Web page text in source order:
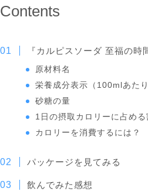
Contents
『カルピスソーダ 至福の時
原材料名
栄養成分表示（100mlあたり
砂糖の量
1日の摂取カロリーに占める
カロリーを消費するには？
パッケージを見てみる
飲んでみた感想